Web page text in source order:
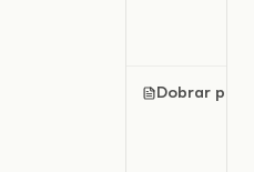
Dobrar